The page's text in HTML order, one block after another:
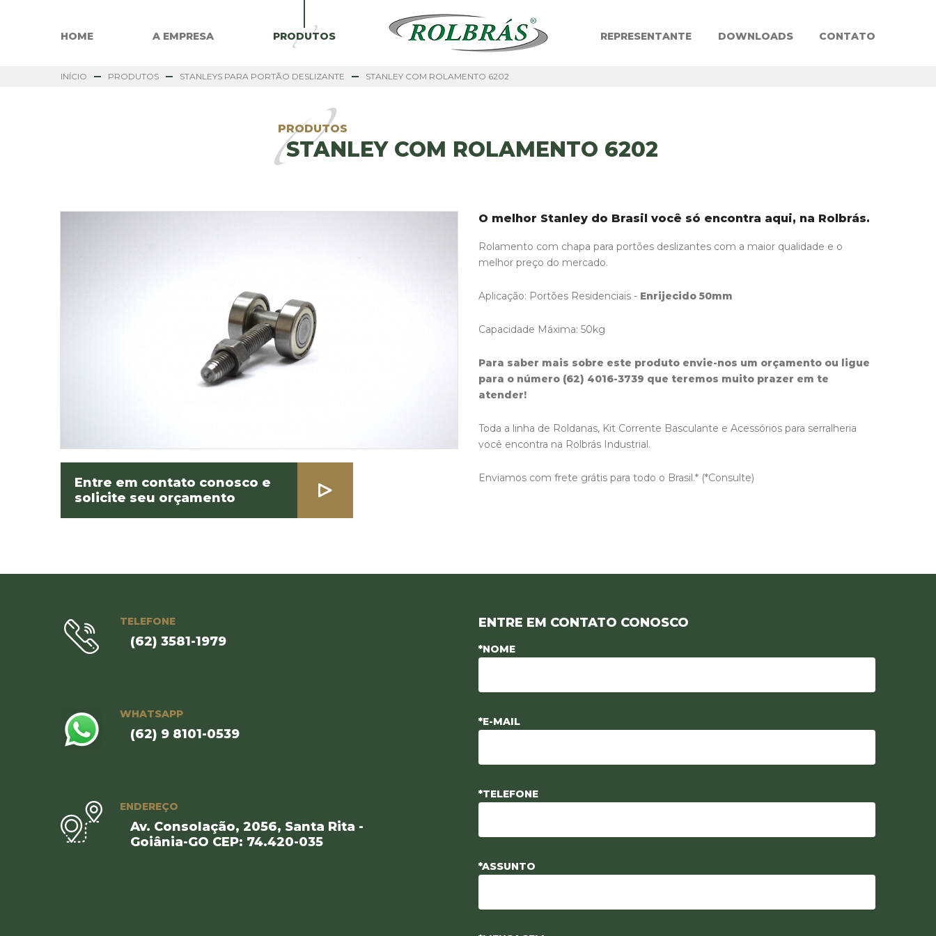
HOME A EMPRESA PRODUTOS REPRESENTANTE DOWNLOADS CONTATO
INÍCIO PRODUTOS STANLEYS PARA PORTÃO DESLIZANTE STANLEY COM ROLAMENTO 6202
PRODUTOS
STANLEY COM ROLAMENTO 6202
Entre em contato conosco e
solicite seu orçamento
O melhor Stanley do Brasil você só encontra aqui, na Rolbrás.
Rolamento com chapa para portões deslizantes com a maior qualidade e o
melhor preço do mercado.
Aplicação: Portões Residenciais - Enrijecido 50mm
Capacidade Máxima: 50kg
Para saber mais sobre este produto envie-nos um orçamento ou ligue
para o número (62) 4016-3739 que teremos muito prazer em te
atender!
Toda a linha de Roldanas, Kit Corrente Basculante e Acessórios para serralheria
você encontra na Rolbrás Industrial.
Enviamos com frete grátis para todo o Brasil.* (*Consulte)
TELEFONE
(62) 3581-1979
WHATSAPP
(62) 9 8101-0539
ENDEREÇO
Av. Consolação, 2056, Santa Rita -
Goiânia-GO CEP: 74.420-035
ENTRE EM CONTATO CONOSCO
*NOME
*E-MAIL
*TELEFONE
*ASSUNTO